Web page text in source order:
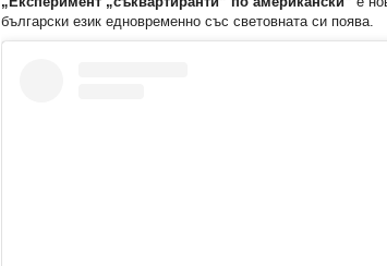
български език едновременно със световната си поява.